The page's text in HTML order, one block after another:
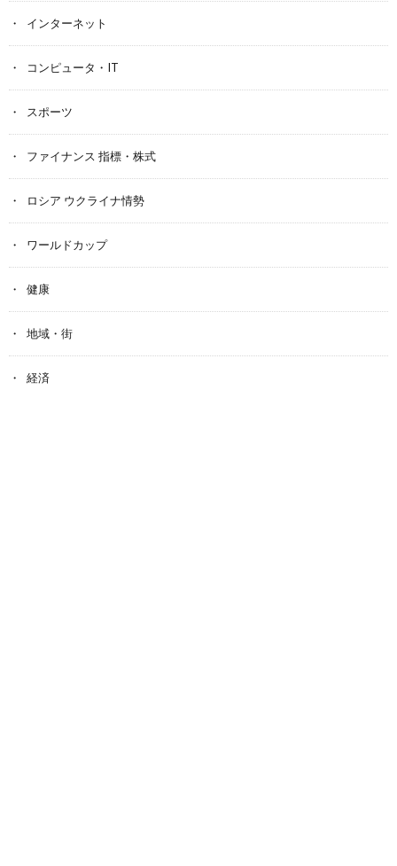
インターネット
コンピュータ・IT
スポーツ
ファイナンス 指標・株式
ロシア ウクライナ情勢
ワールドカップ
健康
地域・街
経済